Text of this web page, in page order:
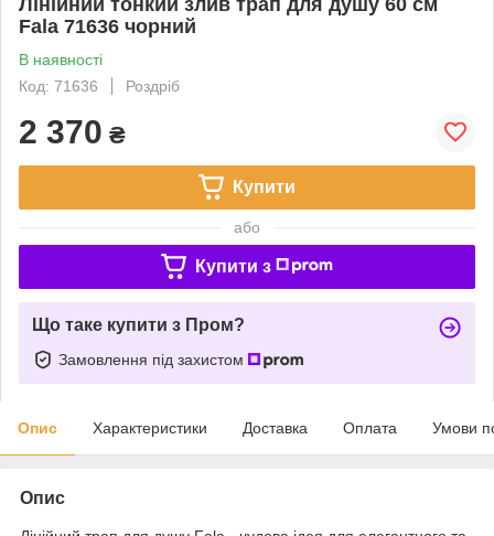
Fala 71636 чорний
В наявності
Код: 71636
Роздріб
2 370 ₴
Купити
або
Купити з
Що таке купити з Пром?
Замовлення під захистом
Опис Характеристики Доставка Оплата Умови
Опис